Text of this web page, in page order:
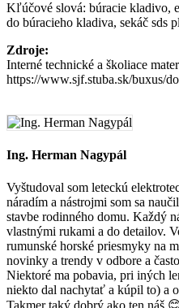
Kľúčové slová: búracie kladivo,
do búracieho kladiva, sekáč sds
Zdroje:
Interné technické a školiace
https://www.sjf.stuba.sk/buxus/
Ing. Herman Nagypál
Vyštudoval som leteckú
náradím a nástrojmi som sa
stavbe rodinného domu. Každý
vlastnými rukami a do detailov.
rumunské horské priesmyky na
novinky a trendy v odbore a
Niektoré ma pobavia, pri iných
niekto dal nachytať a kúpil to) a
Takmer taký dobrý ako ten náš